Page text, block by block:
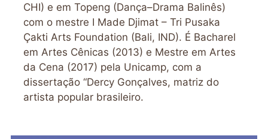
CHI) e em Topeng (Dança–Drama Balinês)
com o mestre I Made Djimat – Tri Pusaka
Çakti Arts Foundation (Bali, IND). É Bacharel
em Artes Cênicas (2013) e Mestre em Artes
da Cena (2017) pela Unicamp, com a
dissertação “Dercy Gonçalves, matriz do
artista popular brasileiro.